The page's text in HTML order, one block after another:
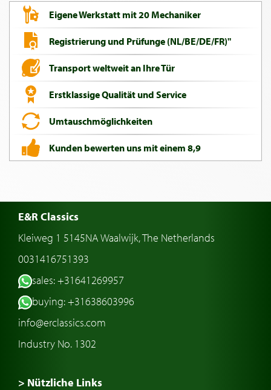
Eigene Werkstatt mit 20 Mechaniker
Registrierung und Prüfunge (NL/BE/DE/FR)"
Transport weltweit an Ihre Tür
Erstklassige Qualität und Service
Umtauschmöglichkeiten
Kunden bewerten uns mit einem 8,9
E&R Classics
Kleiweg 1 5145NA Waalwijk, The Netherlands
0031416751393
sales: +31641269957
buying: +31638603996
info@erclassics.com
Industry No. 1302
> Nützliche Links